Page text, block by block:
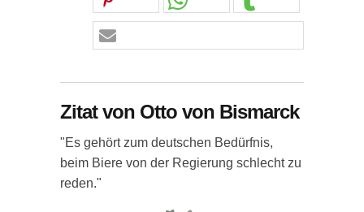
Zitat von Otto von Bismarck
"Es gehört zum deutschen Bedürfnis,
beim Biere von der Regierung schlecht zu
reden."